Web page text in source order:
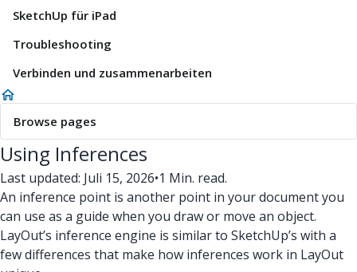
SketchUp für iPad
Troubleshooting
Verbinden und zusammenarbeiten
Browse pages
Using Inferences
Last updated: Juli 15, 2026•1 Min. read.
An inference point is another point in your document you
can use as a guide when you draw or move an object.
LayOut’s inference engine is similar to SketchUp’s with a
few differences that make how inferences work in LayOut